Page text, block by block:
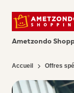
Ametzondo
Accueil Offres